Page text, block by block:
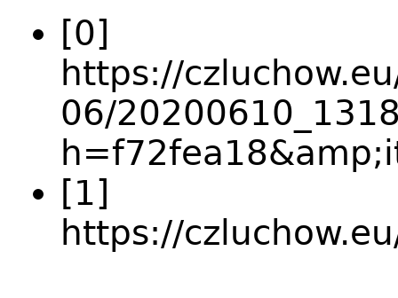
[0]
https://
06/
[1]
https://